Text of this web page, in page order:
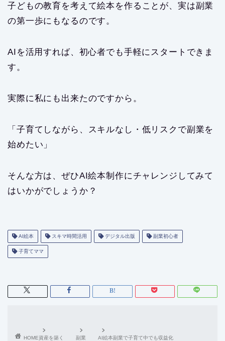
子どもの教育を考えて絵本を作ることが、実は副業
の第一歩にもなるのです。
AIを活用すれば、初心者でも手軽にスタートできま
す。
実際に私にも出来たのですから。
「子育てしながら、スキルなし・低リスクで副業を
始めたい」
そんな方は、ぜひAI絵本制作にチャレンジしてみて
はいかがでしょうか？
AI絵本 スキマ時間活用 デジタル出版 副業初心者
子育てママ
HOME資産を築く 副業 AI絵本副業で子育て中でも収益化